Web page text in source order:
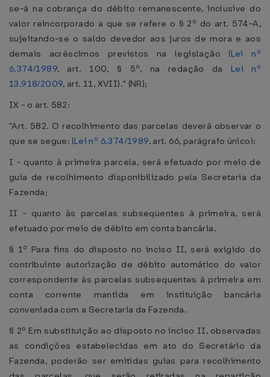
se-á na cobrança do débito remanescente, inclusive do
valor reincorporado a que se refere o § 2º do art. 574-A,
sujeitando-se o saldo devedor aos juros de mora e aos
demais acréscimos previstos na legislação (Lei nº
6.374/1989, art. 100, § 5º, na redação da Lei nº
13.918/2009, art. 11, XVII)." (NR);
IX - o art. 582:
"Art. 582. O recolhimento das parcelas deverá observar o
que se segue: (Lei nº 6.374/1989, art. 66, parágrafo único):
I - quanto à primeira parcela, será efetuado por meio de
guia de recolhimento disponibilizado pela Secretaria da
Fazenda;
II - quanto às parcelas subseqüentes à primeira, será
efetuado por meio de débito em conta bancária.
§ 1º Para fins do disposto no inciso II, será exigido do
contribuinte autorização de débito automático do valor
correspondente às parcelas subsequentes à primeira em
conta corrente mantida em instituição bancária
conveniada com a Secretaria da Fazenda.
§ 2º Em substituição ao disposto no inciso II, observadas
as condições estabelecidas em ato do Secretário da
Fazenda, poderão ser emitidas guias para recolhimento